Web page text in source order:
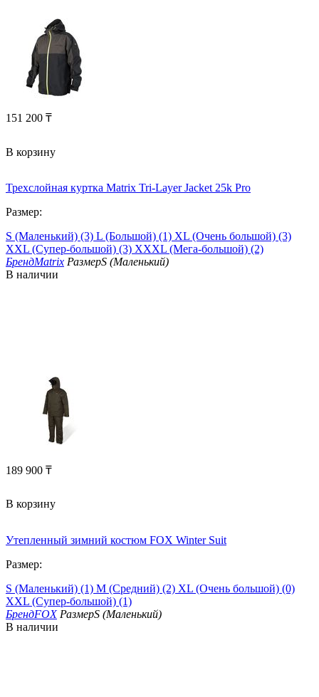
151 200 ₸
В корзину
Трехслойная куртка Matrix Tri-Layer Jacket 25k Pro
Размер:
S (Маленький) (3) L (Большой) (1) XL (Очень большой) (3)
XXL (Супер-большой) (3) XXXL (Мега-большой) (2)
БрендMatrix РазмерS (Маленький)
В наличии
189 900 ₸
В корзину
Утепленный зимний костюм FOX Winter Suit
Размер:
S (Маленький) (1) M (Средний) (2) XL (Очень большой) (0)
XXL (Супер-большой) (1)
БрендFOX РазмерS (Маленький)
В наличии